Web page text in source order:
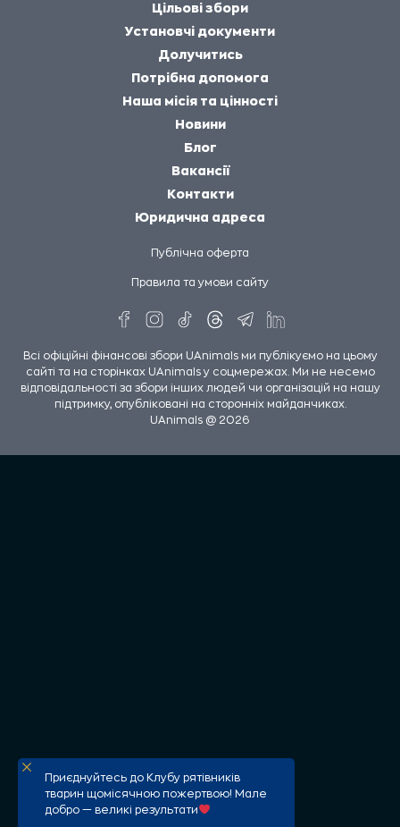
Цільові збори
Установчі документи
Долучитись
Потрібна допомога
Наша місія та цінності
Новини
Блог
Вакансії
Контакти
Юридична адреса
Публічна оферта
Правила та умови сайту
Всі офіційні фінансові збори UAnimals ми публікуємо на цьому
сайті та на сторінках UAnimals у соцмережах. Ми не несемо
відповідальності за збори інших людей чи організацій на нашу
підтримку, опубліковані на сторонніх майданчиках.
UAnimals @ 2026
Приєднуйтесь до Клубу рятівників
тварин щомісячною пожертвою! Мале
добро — великі результати